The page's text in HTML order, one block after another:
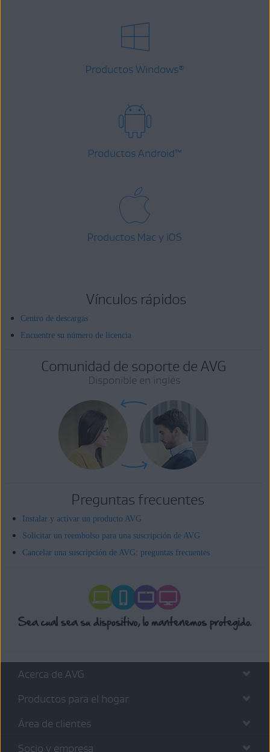
Productos Windows®
Productos Android™
Productos Mac y iOS
Vínculos rápidos
Centro de descargas
Encuentre su número de licencia
Comunidad de soporte de AVG
Disponible en inglés
Preguntas frecuentes
Instalar y activar un producto AVG
Solicitar un reembolso para una suscripción de AVG
Cancelar una suscripción de AVG: preguntas frecuentes
Acerca de AVG
Productos para el hogar
Área de clientes
Socio y empresa